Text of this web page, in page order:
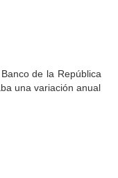
de la República
una variación anual